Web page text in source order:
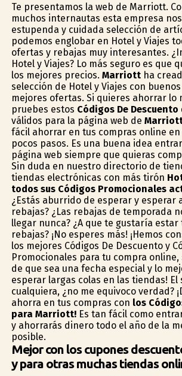
Te presentamos la web de Marriott.
muchos internautas esta empresa
estupenda y cuidada selección de
podemos englobar en Hotel y Viajes
ofertas y rebajas muy interesantes.
Hotel y Viajes? Lo más seguro es que
los mejores precios. Marriottha
selección de Hotel y Viajes con
mejores ofertas. Si quieres ahorrar lo
pruebes estos Códigos De Descuento
válidos para la página web de
fácil ahorrar en tus compras online en
pocos pasos. Es una buena idea
página web siempre que quieras
Sin duda en nuestro directorio de
tiendas electrónicas con más tirón
todos sus Códigos Promocionales
¿Estás aburrido de esperar y esperar
rebajas? ¿Las rebajas de temporada
llegar nunca? ¿A que te gustaría estar
rebajas? ¡No esperes más! ¡Hemos
los mejores Códigos De Descuento y
Promocionales para tu compra online,
de que sea una fecha especial y lo
esperar largas colas en las tiendas! El
cualquiera, ¿no me equivoco verdad?
ahorra en tus compras con los
para Marriott!Es tan fácil como
y ahorrarás dinero todo el año de la
posible.
Mejor con los cupones
y para otras muchas tiendas